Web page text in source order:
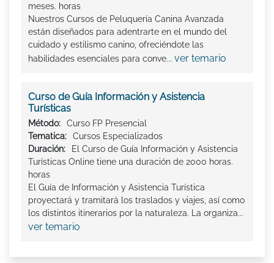
meses. horas
Nuestros Cursos de Peluquería Canina Avanzada
están diseñados para adentrarte en el mundo del
cuidado y estilismo canino, ofreciéndote las
habilidades esenciales para conve... ver temario
Curso de Guía Información y Asistencia
Turísticas
Método:
Curso FP Presencial
Tematica:
Cursos Especializados
Duración:
El Curso de Guía Información y Asistencia
Turísticas Online tiene una duración de 2000 horas.
horas
El Guía de Información y Asistencia Turística
proyectará y tramitará los traslados y viajes, así como
los distintos itinerarios por la naturaleza. La organiza...
ver temario